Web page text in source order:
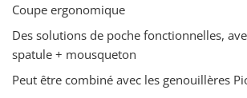
Coupe ergonomique
Des solutions de poche fonctionnelles,
spatule + mousqueton
Peut être combiné avec les genouillères